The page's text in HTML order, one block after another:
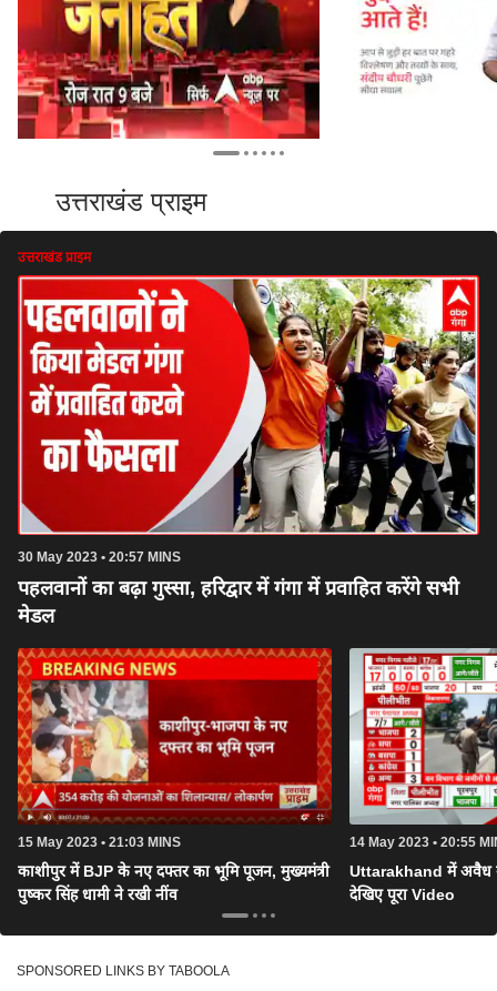
उत्तराखंड प्राइम
उत्तराखंड प्राइम
30 May 2023 • 20:57 MINS
पहलवानों का बढ़ा गुस्सा, हरिद्वार में गंगा में प्रवाहित करेंगे सभी
मेडल
15 May 2023 • 21:03 MINS
काशीपुर में BJP के नए दफ्तर का भूमि पूजन, मुख्यमंत्री
पुष्कर सिंह धामी ने रखी नींव
14 May 2023 • 20:55
Uttarakhand में अवैध
देखिए पूरा Video
SPONSORED LINKS BY TABOOLA